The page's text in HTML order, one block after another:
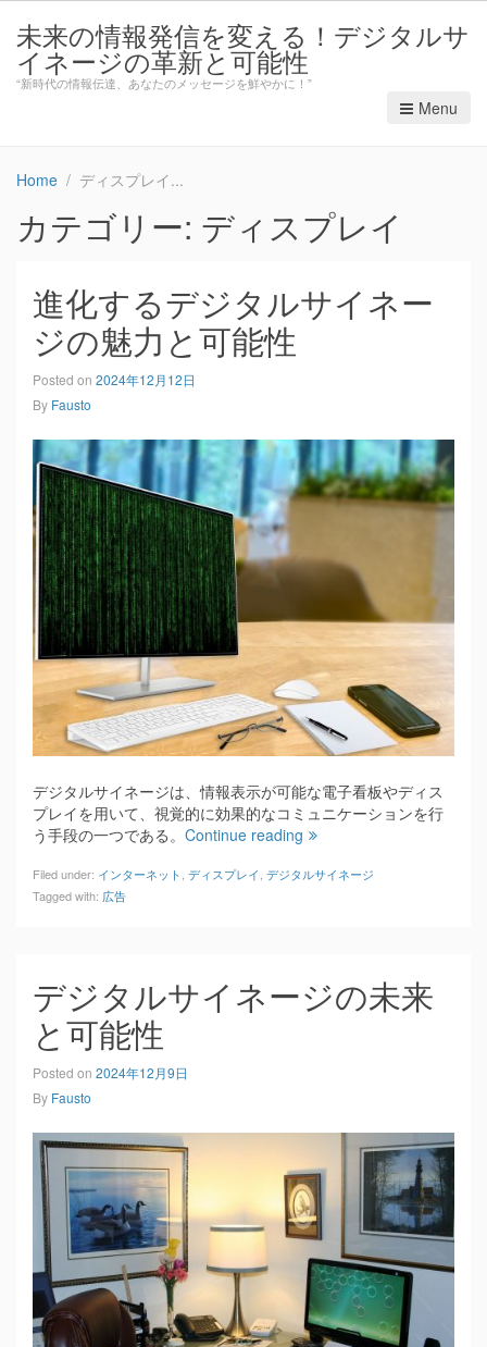
未来の情報発信を変える！デジタルサ
イネージの革新と可能性
“新時代の情報伝達、あなたのメッセージを鮮やかに！”
Menu
Home ディスプレイ
カテゴリー: ディスプレイ
進化するデジタルサイネー
ジの魅力と可能性
Posted on 2024年12月12日
By Fausto
デジタルサイネージは、情報表示が可能な電子看板やディス
プレイを用いて、視覚的に効果的なコミュニケーションを行
う手段の一つである。 Continue reading
Filed under: インターネット ディスプレイ デジタルサイネージ
Tagged with: 広告
デジタルサイネージの未来
と可能性
Posted on 2024年12月9日
By Fausto